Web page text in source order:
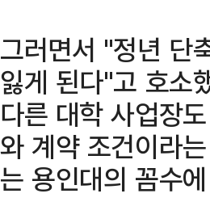
그러면서 "정년 단
잃게 된다"고 호소
다른 대학 사업장
와 계약 조건이라
는 용인대의 꼼수